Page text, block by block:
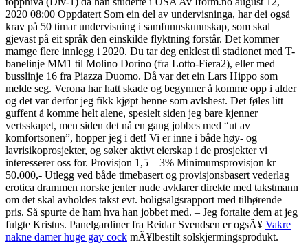
2020 08:00 Oppdatert Som ein del av undervisninga, har dei også
krav på 50 timar undervisning i samfunnskunnskap, som skal
gjevast på eit språk den einskilde flyktning forstår. Det kommer
mamge flere innlegg i 2020. Du tar deg enklest til stadionet med T-
banelinje MM1 til Molino Dorino (fra Lotto-Fiera2), eller med
busslinje 16 fra Piazza Duomo. Då var det ein Lars Hippo som
melde seg. Verona har hatt skade og begynner å komme opp i alder
og det var derfor jeg fikk kjøpt henne som avlshest. Det føles litt
guffent å komme helt alene, spesielt siden jeg bare kjenner
vertsskapet, men siden det nå en gang jobbes med “ut av
komfortsonen”, hopper jeg i det! Vi er inne i både høy- og
lavrisikoprosjekter, og søker aktivt eierskap i de prosjekter vi
interesserer oss for. Provisjon 1,5 – 3% Minimumsprovisjon kr
50.000,- Utlegg ved både timebasert og provisjonsbasert vederlag
erotica drammen norske jenter nude avklarer direkte med takstmann
om det skal avholdes takst evt. boligsalgsrapport med tilhørende
pris. Så spurte de ham hva han jobbet med. – Jeg fortalte dem at jeg
fulgte Kristus. Panelgardiner fra Reidar Svendsen er ogsÃ¥ Vakre
nakne damer huge gay cock mÃ¥lbestilt solskjermingsprodukt.